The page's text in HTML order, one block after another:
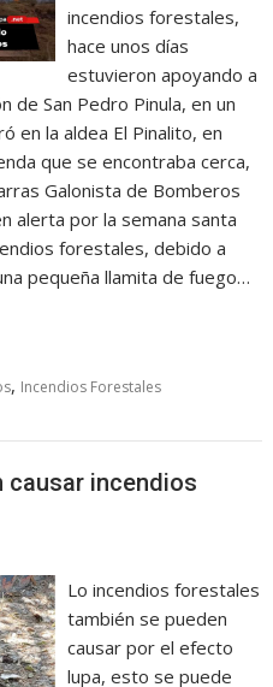
incendios forestales,
hace unos días
estuvieron apoyando a
de San Pedro Pinula, en un
en la aldea El Pinalito, en
que se encontraba cerca,
Galonista de Bomberos
alerta por la semana santa
forestales, debido a
pequeña llamita de fuego…
, Incendios Forestales
causar incendios
Lo incendios forestales
también se pueden
causar por el efecto
lupa, esto se puede